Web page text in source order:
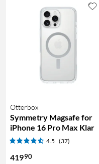
Otterbox
Symmetry Magsafe for
iPhone 16 Pro Max Klar
4.5 (37)
41990